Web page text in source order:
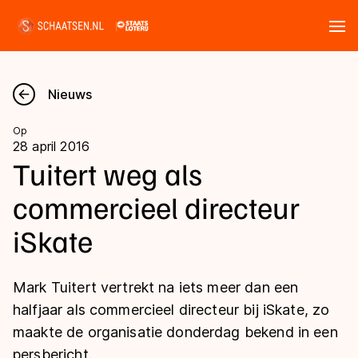
Nieuws
Kalender
Disciplines
Marathon
Inlineskaten
Uitslagen
Langebaan
Shorttrack
Marathon
Tijden & historie
Ranglijsten Langebaan
Nieuws
Op
28 april 2016
Tuitert weg als
commercieel directeur
iSkate
Mark Tuitert vertrekt na iets meer dan een
halfjaar als commercieel directeur bij iSkate, zo
maakte de organisatie donderdag bekend in een
persbericht.